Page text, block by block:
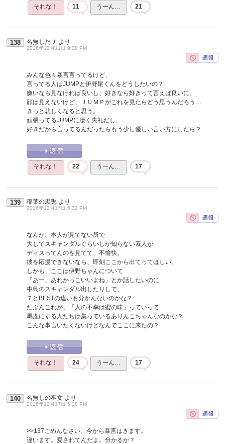
それな！ 11 うーん… 21
138 名無しだＪ より
2016年12月11日 9:38 PM
みんな色々暴言言ってるけど、
言ってる人はJUMPと伊野尾くんをどうしたいの？
嫌いなら見なければ良いし、好きなら好きって言えば良いに。
顔は見えないけど、ＪＵＭＰがこれを見たらどう思うんだろう…
きっと悲しくなると思う。
頑張ってるJUMPに凄く失礼だし、
好きだから言ってるんだったらもう少し優しい言い方にしたら？
それな！ 22 うーん… 17
139 稲葉の黒兎 より
2016年12月17日 5:32 PM
なんか、本人が見てない所で
大してスキャンダルぐらいしか知らない素人が
ディスってんのを見てて、不愉快。
彼を応援できないなら、即刻ここから出てってほしい。
しかも、ここは伊野ちゃんについて
「あー、あれかっこいいよね」とか話したいのに
中島のスキャンダル出したりして、
７とBESTの違いも分かんないのかな？
たぶんこれが、「人の不幸は蜜の味」っていって
馬鹿にする人たちは集っているありんこちゃんなのかな？
こんな事言いたくないけどなんでここに来たの？
それな！ 24 うーん… 17
140 名無しの巫女 より
2016年12月17日 5:38 PM
>>137ごめんなさい。今から暴言はきます。
違います。愛されてんだよ。分かるか？